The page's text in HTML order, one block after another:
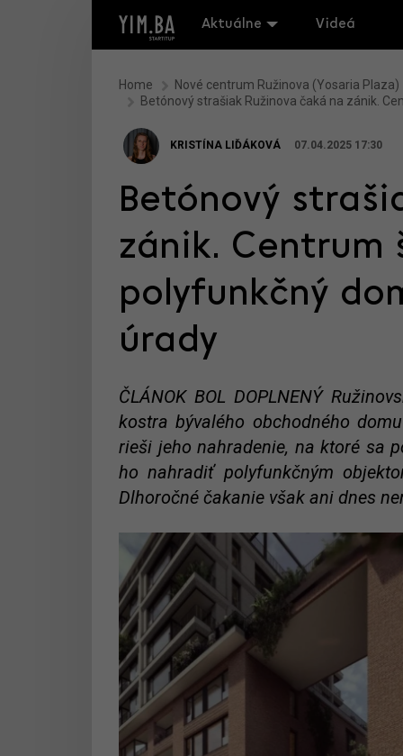
Aktuálne Videá
Home
Nové centrum Ružinova (Yosaria Plaza)
Betónový strašiak Ružinova čaká na zánik.
KRISTÍNA LIĎÁKOVÁ 07.04.2025 17:30
Betónový
zánik. Centrum
polyfunkčný
úrady
ČLÁNOK BOL DOPLNENÝ
kostra bývalého obchodného
rieši jeho nahradenie, na ktoré sa
ho nahradiť polyfunkčným
Dlhoročné čakanie však ani dnes